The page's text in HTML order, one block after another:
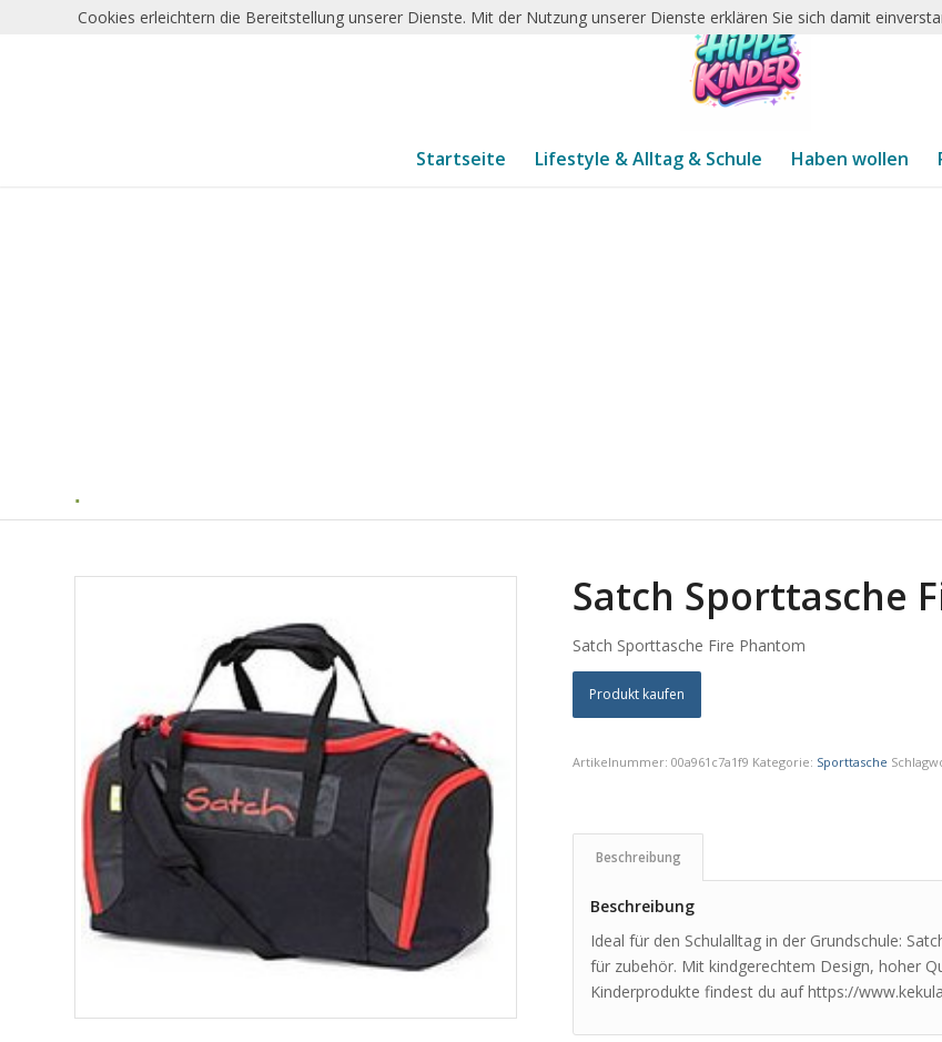
Startseite Lifestyle & Alltag & Schule Haben wollen
Satch Sporttasche
Satch Sporttasche Fire Phantom
Produkt kaufen
Artikelnummer:00a961c7a1f9 Kategorie: Sporttasche
Beschreibung
Beschreibung
Ideal für den Schulalltag in der Grundschule:
für zubehör. Mit kindgerechtem Design, hoher
Kinderprodukte findest du auf https://
Cookies erleichtern die Bereitstellung unserer Dienste. Mit der Nutzung unserer Dienste erklären Sie sich damit